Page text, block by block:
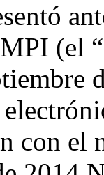
(el
con el